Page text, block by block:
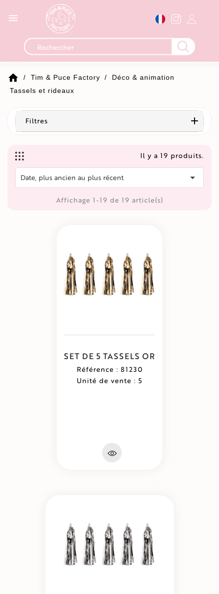

home Tim & Puce Factory
Déco & animation
Tassels et rideaux
Filtres
Il y a 19 produits.
Date, plus ancien au plus récent 
Affichage 1-19 de 19 article(s)
SET DE 5 TASSELS OR
Référence : 81230
Unité de vente : 5